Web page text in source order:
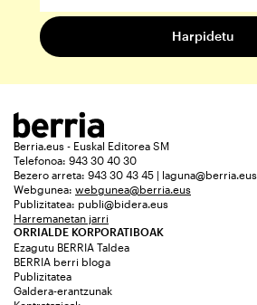
Berria.eus - Euskal Editorea SM
Telefonoa: 943 30 40 30
Bezero arreta: 943 30 43 45 | laguna@berria.eus
Webgunea: webgunea@berria.eus
Publizitatea: publi@bidera.eus
Harremanetan jarri
ORRIALDE KORPORATIBOAK
Ezagutu BERRIA Taldea
BERRIA berri bloga
Publizitatea
Galdera-erantzunak